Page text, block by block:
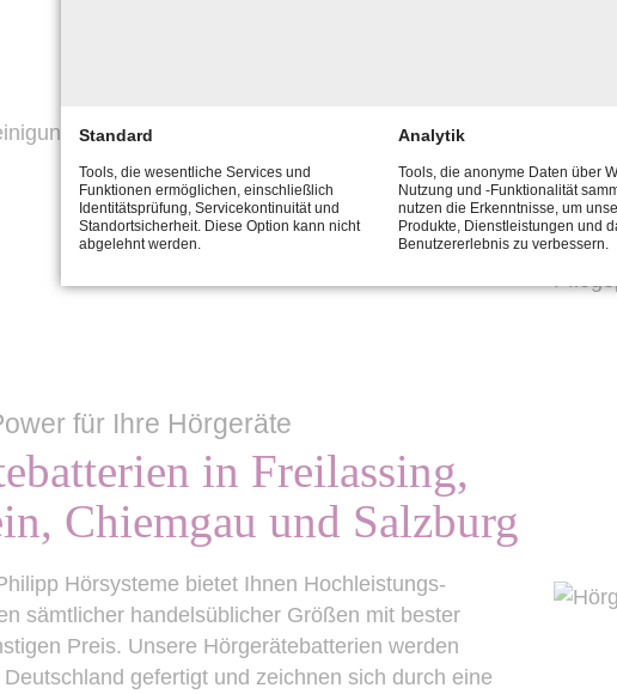
Zu
und
für Ihre Hörgeräte
in Freilassing,
Chiemgau und Salzburg
Hörsysteme bietet Ihnen Hochleistungs-
sämtlicher handelsüblicher Größen mit bester
Preis. Unsere Hörgerätebatterien werden
gefertigt und zeichnen sich durch eine
Standard
Tools, die wesentliche Services und
Funktionen ermöglichen, einschließlich
Identitätsprüfung, Servicekontinuität und
Standortsicherheit. Diese Option kann nicht
abgelehnt werden.
Analytik
Tools, die anonyme Daten über
Nutzung und -Funktionalität
nutzen die Erkenntnisse, um
Produkte, Dienstleistungen und
Benutzererlebnis zu verbessern.